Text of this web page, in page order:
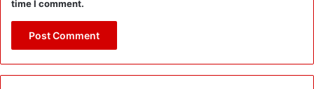
time I comment.